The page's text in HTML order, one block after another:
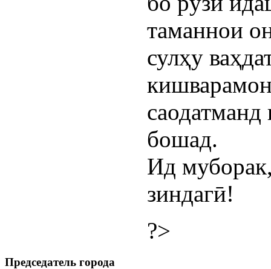
таманнои
сулҳу
бошад.
Ид
зиндагӣ!
?>
Председатель города